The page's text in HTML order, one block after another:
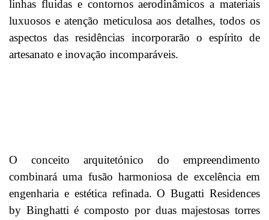
linhas fluidas e contornos aerodinâmicos a materiais
luxuosos e atenção meticulosa aos detalhes, todos os
aspectos das residências incorporarão o espírito de
artesanato e inovação incomparáveis.
O conceito arquitetónico do empreendimento
combinará uma fusão harmoniosa de excelência em
engenharia e estética refinada. O Bugatti Residences
by Binghatti é composto por duas majestosas torres